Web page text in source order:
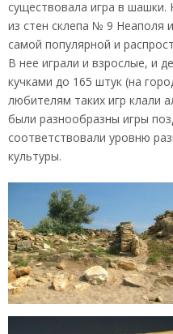
существовала игра в шашки.
из стен склепа № 9 Неаполя
самой популярной и
В нее играли и взрослые, и
кучками до 165 штук (на
любителям таких игр клали
были разнообразны игры
соответствовали уровню
культуры.